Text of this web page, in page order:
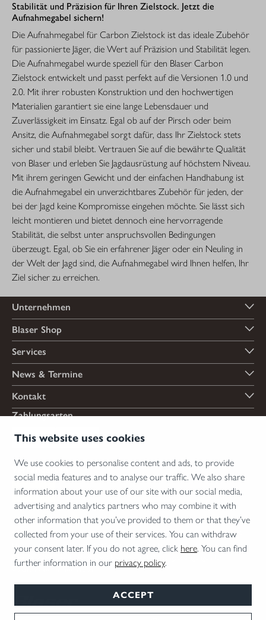
This website uses cookies
We use cookies to personalise content and ads, to provide
social media features and to analyse our traffic. We also share
information about your use of our site with our social media,
advertising and analytics partners who may combine it with
other information that you’ve provided to them or that they’ve
collected from your use of their services. You can withdraw
your consent later. If you do not agree, click here. You can find
further information in our privacy policy.
ACCEPT
Stabilität und Präzision für Ihren Zielstock. Jetzt die
Aufnahmegabel sichern!
Die Aufnahmegabel für Carbon Zielstock ist das ideale Zubehör
für passionierte Jäger, die Wert auf Präzision und Stabilität legen.
Die Aufnahmegabel wurde speziell für den Blaser Carbon
Zielstock entwickelt und passt perfekt auf die Versionen 1.0 und
2.0. Mit ihrer robusten Konstruktion und den hochwertigen
Materialien garantiert sie eine lange Lebensdauer und
Zuverlässigkeit im Einsatz. Egal ob auf der Pirsch oder beim
Ansitz, die Aufnahmegabel sorgt dafür, dass Ihr Zielstock stets
sicher und stabil bleibt. Vertrauen Sie auf die bewährte Qualität
von Blaser und erleben Sie Jagdausrüstung auf höchstem Niveau.
Mit ihrem geringen Gewicht und der einfachen Handhabung ist
die Aufnahmegabel ein unverzichtbares Zubehör für jeden, der
bei der Jagd keine Kompromisse eingehen möchte. Sie lässt sich
leicht montieren und bietet dennoch eine hervorragende
Stabilität, die selbst unter anspruchsvollen Bedingungen
überzeugt. Egal, ob Sie ein erfahrener Jäger oder ein Neuling in
der Welt der Jagd sind, die Aufnahmegabel wird Ihnen helfen, Ihr
Ziel sicher zu erreichen.
Unternehmen
Blaser Shop
Services
News & Termine
Kontakt
Zahlungsarten
Versandarten
*Abgabe von Waffen, wesentlichen Waffenteilen und Munition nur an Inhaber einer
Erwerbserlaubnis. Bitte beachten Sie die rechtlichen Hinweise zur Verwendung von